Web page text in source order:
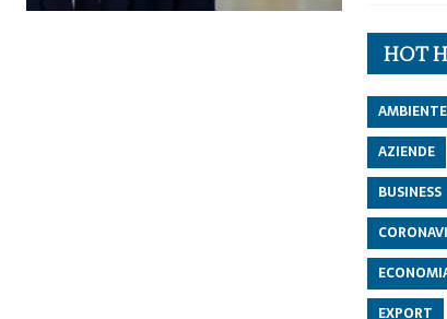
HOT
AMBIENTE
AZIENDE
BUSINESS
EXPORT